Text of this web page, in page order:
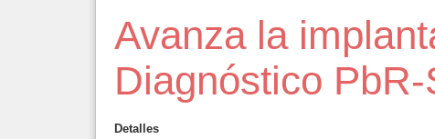
Avanza la
Diagnóstico PbR-
Detalles